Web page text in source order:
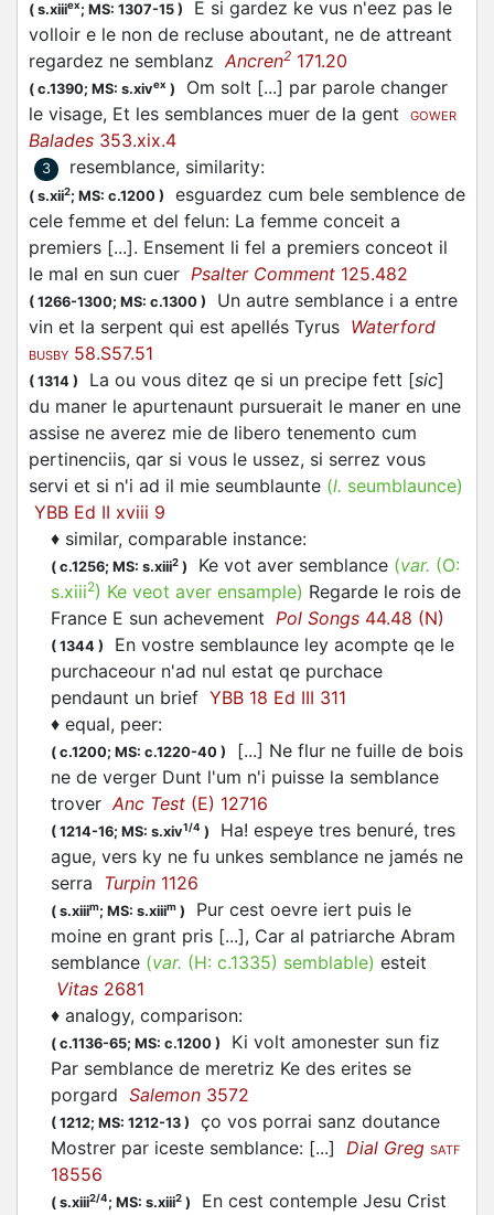
( s.xiiiex; MS: 1307-15 )
E si gardez ke vus n'eez pas le
volloir e le non de recluse aboutant, ne de attreant
regardez ne semblanzAncren2 171.20
( c.1390; MS: s.xivex )
Om solt [...] par parole changer
le visage, Et les semblances muer de la gent
GOWER
Balades 353.xix.4
3 resemblance, similarity:
( s.xii2; MS: c.1200 )
esguardez cum bele semblence de
cele femme et del felun: La femme conceit a
premiers [...]. Ensement li fel a premiers conceot il
le mal en sun cuer Psalter Comment 125.482
( 1266-1300; MS: c.1300 )
Un autre semblance i a entre
vin et la serpent qui est apellés Tyrus Waterford
BUSBY 58.S57.51
( 1314 ) La ou vous ditez qe si un precipe fett [sic]
du maner le apurtenaunt pursuerait le maner en une
assise ne averez mie de libero tenemento cum
pertinenciis, qar si vous le ussez, si serrez vous
servi et si n'i ad il mie seumblaunte (l. seumblaunce)
YBB Ed II xviii 9
♦ similar, comparable instance:
( c.1256; MS: s.xiii2 ) Ke vot aver semblance (var. (O:
s.xiii2) Ke veot aver ensample) Regarde le rois de
France E sun achevement Pol Songs 44.48 (N)
( 1344 )
En vostre semblaunce ley acompte qe le
purchaceour n'ad nul estat qe purchace
pendaunt un brief YBB 18 Ed III 311
♦ equal, peer:
( c.1200; MS: c.1220-40 )
[...] Ne flur ne fuille de bois
ne de verger Dunt l'um n'i puisse la semblance
troverAnc Test (E) 12716
( 1214-16; MS: s.xiv1/4 )
Ha! espeye tres benuré, tres
ague, vers ky ne fu unkes semblance ne jamés ne
serra Turpin 1126
( s.xiiim; MS: s.xiiim )
Pur cest oevre iert puis le
moine en grant pris [...], Car al patriarche Abram
semblance (var. (H: c.1335) semblable) esteit
Vitas 2681
♦ analogy, comparison:
( c.1136-65; MS: c.1200 )
Ki volt amonester sun fiz
Par semblance de meretriz Ke des erites se
porgard Salemon 3572
( 1212; MS: 1212-13 )
ço vos porrai sanz doutance
Mostrer par iceste semblance: [...] Dial Greg SATF
18556
( s.xiii2/4; MS: s.xiii2 )
En cest contemple Jesu Crist